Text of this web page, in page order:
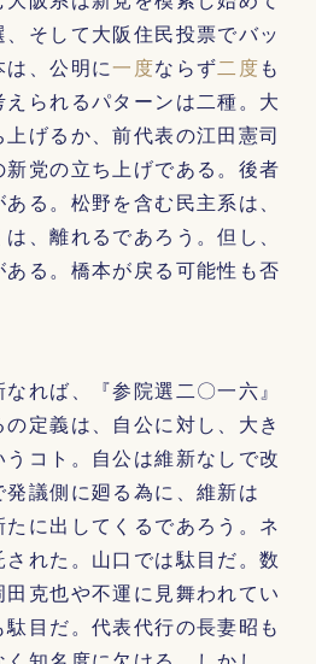
そして大阪住民投票でバッ
は、公明に一度ならず二度も
られるパターンは二種。大
げるか、前代表の江田憲司
党の立ち上げである。後者
る。松野を含む民主系は、
、離れるであろう。但し、
る。橋本が戻る可能性も否
れば、『参院選二〇一六』
定義は、自公に対し、大き
コト。自公は維新なしで改
議側に廻る為に、維新は
に出してくるであろう。ネ
れた。山口では駄目だ。数
克也や不運に見舞われてい
目だ。代表代行の長妻昭も